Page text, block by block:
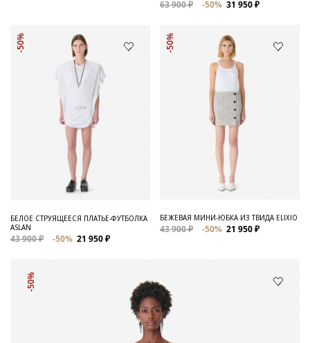
Распродажа
Для нее
63 900 ₽ -50% 31 950 ₽
-50%
БЕЛОЕ СТРУЯЩЕЕСЯ ПЛАТЬЕ-ФУТБОЛКА
ASLAN
43 900 ₽ -50% 21 950 ₽
-50%
БЕЖЕВАЯ МИНИ-ЮБКА ИЗ ТВИДА ELIXIO
43 900 ₽ -50% 21 950 ₽
-50%